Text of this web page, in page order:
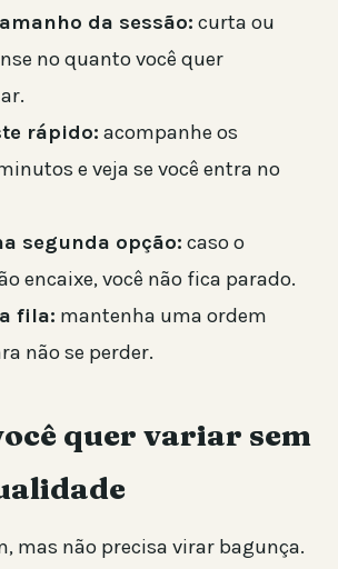
da sessão: curta ou
no quanto você quer
rápido: acompanhe os
e veja se você entra no
segunda opção: caso o
encaixe, você não fica parado.
fila: mantenha uma ordem
não se perder.
quer variar sem
mas não precisa virar bagunça.